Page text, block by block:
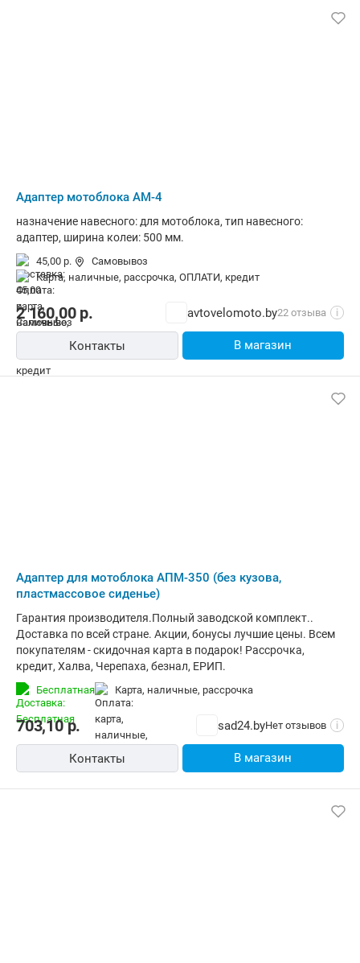
Адаптер мотоблока АМ-4
назначение навесного: для мотоблока, тип навесного:
адаптер, ширина колеи: 500 мм.
45,00 р.
Самовывоз
карта, наличные, рассрочка, ОПЛАТИ, кредит
2 160,00р. avtovelomoto.by22 отзыва i
Контакты В магазин
Адаптер для мотоблока АПМ-350 (без кузова,
пластмассовое сиденье)
Гарантия производителя.Полный заводской комплект..
Доставка по всей стране. Акции, бонусы лучшие цены. Всем
покупателям - скидочная карта в подарок! Рассрочка,
кредит, Халва, Черепаха, безнал, ЕРИП.
Бесплатная карта, наличные, рассрочка
703,10р. sad24.byНет отзывов i
Контакты В магазин